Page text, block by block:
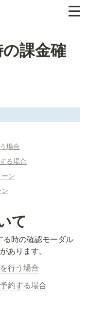
課金確
場合
る場合
ン
て
時の確認モーダル
あります。
行う場合
約する場合